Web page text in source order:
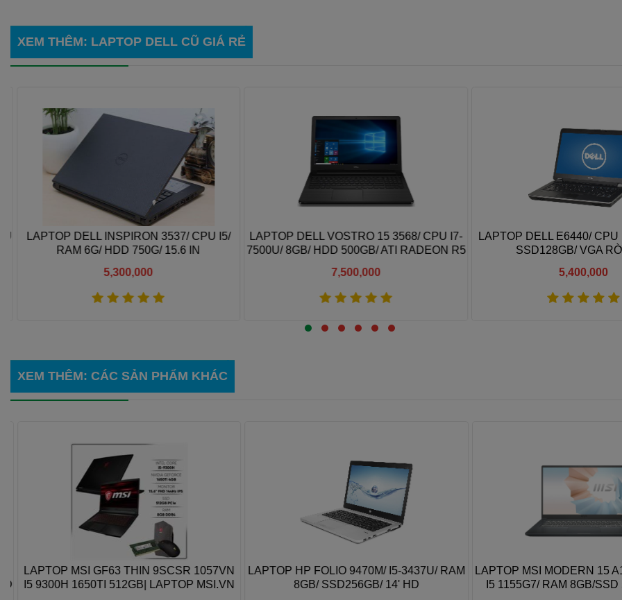
XEM THÊM: LAPTOP DELL CŨ GIÁ RẺ
LAPTOP DELL INSPIRON 3537/ CPU I5/
RAM 6G/ HDD 750G/ 15.6 IN
5,300,000
LAPTOP DELL VOSTRO 15 3568/ CPU I7-
7500U/ 8GB/ HDD 500GB/ ATI RADEON R5
7,500,000
Xem thêm
LAPTOP DELL E6440/ CPU
SSD128GB/ VGA
5,400,000
XEM THÊM: CÁC SẢN PHẨM KHÁC
LAPTOP MSI GF63 THIN 9SCSR 1057VN
I5 9300H 1650TI 512GB| LAPTOP MSI.VN
LAPTOP HP FOLIO 9470M/ I5-3437U/ RAM
8GB/ SSD256GB/ 14' HD
LAPTOP MSI MODERN 15
I5 1155G7/ RAM 8GB/SSD